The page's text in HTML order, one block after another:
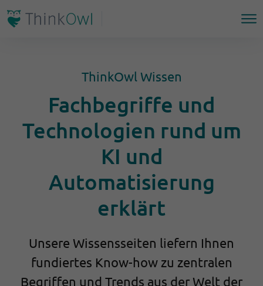
ThinkOwl Wissen
Fachbegriffe und
Technologien rund um
KI und
Automatisierung
erklärt
Unsere Wissensseiten liefern Ihnen
fundiertes Know-how zu zentralen
Begriffen und Trends aus der Welt der